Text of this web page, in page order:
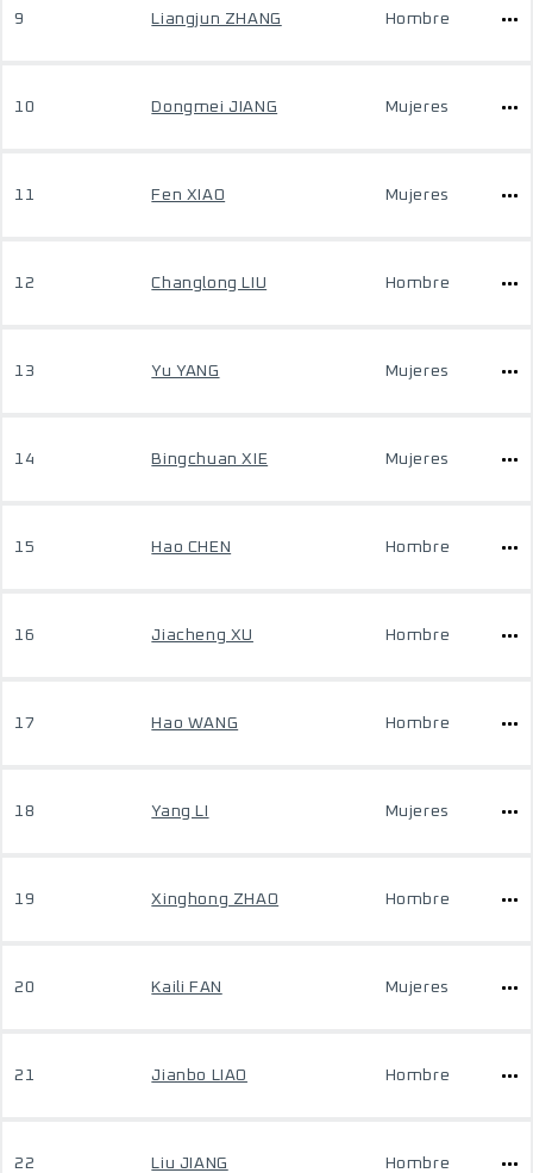
9 Liangjun ZHANG Hombre
10 Dongmei JIANG Mujeres
11 Fen XIAO Mujeres
12 Changlong LIU Hombre
13 Yu YANG Mujeres
14 Bingchuan XIE Mujeres
15 Hao CHEN Hombre
16 Jiacheng XU Hombre
17 Hao WANG Hombre
18 Yang LI Mujeres
19 Xinghong ZHAO Hombre
20 Kaili FAN Mujeres
21 Jianbo LIAO Hombre
22 Liu JIANG Hombre